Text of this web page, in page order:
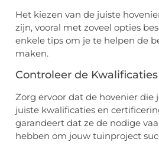
Het kiezen van de juiste
zijn, vooral met zoveel opties
enkele tips om je te helpen de
maken.
Controleer de Kwalificaties
Zorg ervoor dat de hovenier die
juiste kwalificaties en
garandeert dat ze de nodige
hebben om jouw tuinproject